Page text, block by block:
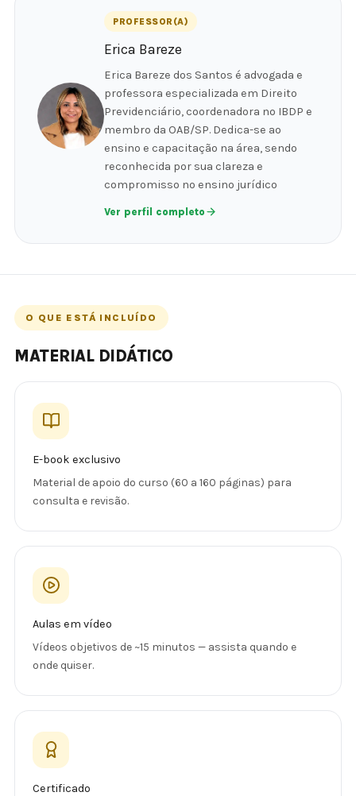
PROFESSOR(A)
Erica Bareze
Erica Bareze dos Santos é advogada e
professora especializada em Direito
Previdenciário, coordenadora no IBDP e
membro da OAB/SP. Dedica-se ao
ensino e capacitação na área, sendo
reconhecida por sua clareza e
compromisso no ensino jurídico
Ver perfil completo
O QUE ESTÁ INCLUÍDO
MATERIAL DIDÁTICO
E-book exclusivo
Material de apoio do curso (60 a 160 páginas) para
consulta e revisão.
Aulas em vídeo
Vídeos objetivos de ~15 minutos — assista quando e
onde quiser.
Certificado